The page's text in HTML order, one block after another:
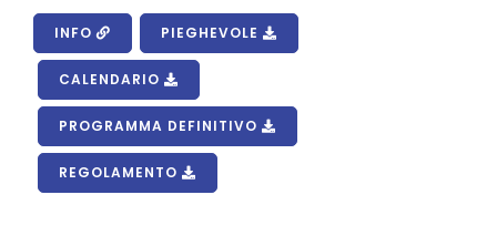
INFO PIEGHEVOLE
CALENDARIO
PROGRAMMA DEFINITIVO
REGOLAMENTO